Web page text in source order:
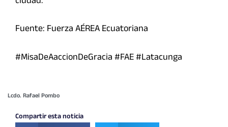
Fuente: Fuerza AÉREA Ecuatoriana
#MisaDeAaccionDeGracia #FAE #Latacunga
Lcdo. Rafael Pombo
Compartir esta noticia